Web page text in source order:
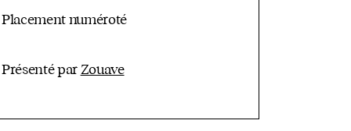
Placement numéroté
Présenté par Zouave